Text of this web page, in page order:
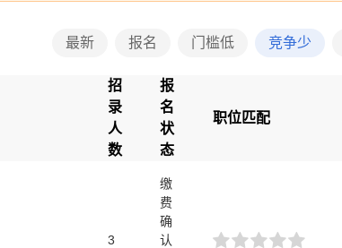
最新 报名 门槛低 竞争少
招
录
人
数
报
名
状
态
职位匹配
3
缴
费
确
认